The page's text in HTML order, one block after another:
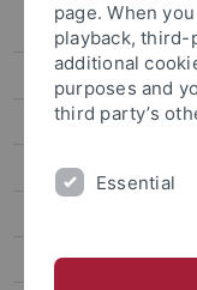
Studienanfang
Prüfungen
Beiträge und Gebühren
Administration
Semester- und
page. When
playback,
additional
purposes and
third party’s
Essential